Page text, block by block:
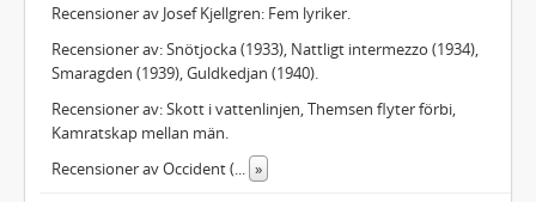
Recensioner av Josef Kjellgren: Fem lyriker.
Recensioner av: Snötjocka (1933), Nattligt intermezzo (1934),
Smaragden (1939), Guldkedjan (1940).
Recensioner av: Skott i vattenlinjen, Themsen flyter förbi,
Kamratskap mellan män.
Recensioner av Occident (
»